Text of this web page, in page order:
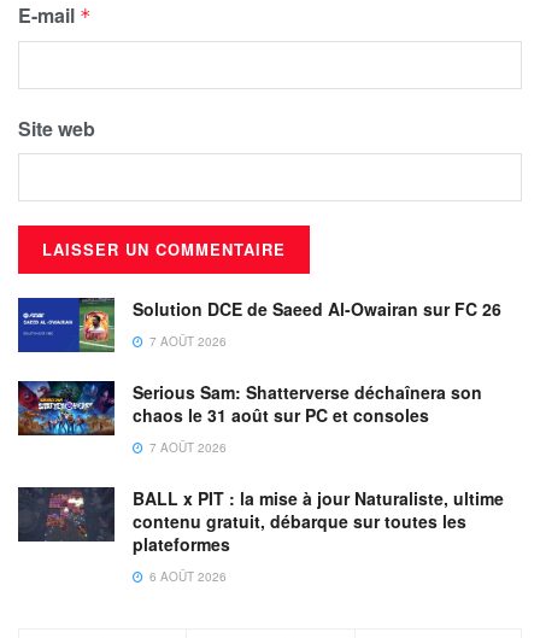
E-mail *
Site web
Solution DCE de Saeed Al-Owairan sur FC 26
7 AOÛT 2026
Serious Sam: Shatterverse déchaînera son
chaos le 31 août sur PC et consoles
7 AOÛT 2026
BALL x PIT : la mise à jour Naturaliste, ultime
contenu gratuit, débarque sur toutes les
plateformes
6 AOÛT 2026